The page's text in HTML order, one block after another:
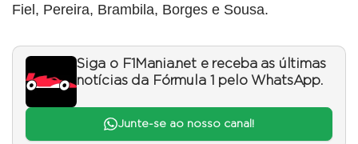
Fiel, Pereira, Brambila, Borges e Sousa.
Siga o F1Mania.net e receba as últimas
notícias da Fórmula 1 pelo WhatsApp.
Junte-se ao nosso canal!